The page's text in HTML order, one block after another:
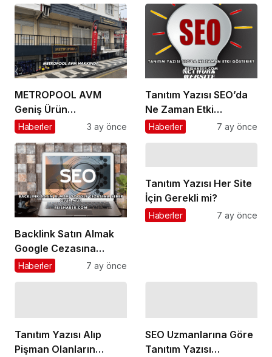
METROPOOL AVM
Geniş Ürün
Yelpazesiyle Dikkat
Ediyor!
Haberler 3 ay önce
Tanıtım Yazısı SEO’da
Ne Zaman Etki
Gösterir?
Haberler 7 ay önce
Backlink Satın Almak
Google Cezasına
Sebep Olur mu?
Haberler 7 ay önce
Tanıtım Yazısı Her Site
İçin Gerekli mi?
Haberler 7 ay önce
Tanıtım Yazısı Alıp
Pişman Olanların
SEO Uzmanlarına Göre
Tanıtım Yazısı